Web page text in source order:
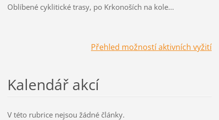
Oblíbené cyklitické trasy, po Krkonoších na kole...
Přehled možností aktivních vyžití
Kalendář akcí
V této rubrice nejsou žádné články.